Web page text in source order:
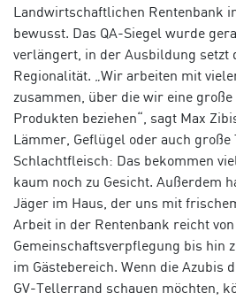
Landwirtschaftlichen Rentenbank
bewusst. Das QA-Siegel wurde
verlängert, in der Ausbildung setzt
Regionalität. „Wir arbeiten mit
zusammen, über die wir eine
Produkten beziehen“, sagt Max
Lämmer, Geflügel oder auch
Schlachtfleisch: Das bekommen
kaum noch zu Gesicht. Außerdem
Jäger im Haus, der uns mit
Arbeit in der Rentenbank reicht
Gemeinschaftsverpflegung bis hin
im Gästebereich. Wenn die Azubis
GV-Tellerrand schauen möchten,